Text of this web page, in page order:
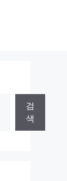
검
색